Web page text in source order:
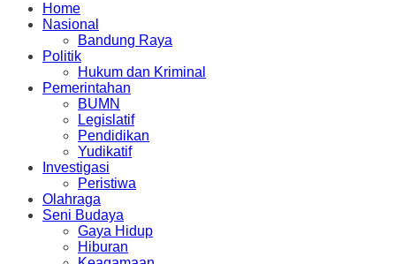
Home
Nasional
Bandung Raya
Politik
Hukum dan Kriminal
Pemerintahan
BUMN
Legislatif
Pendidikan
Yudikatif
Investigasi
Peristiwa
Olahraga
Seni Budaya
Gaya Hidup
Hiburan